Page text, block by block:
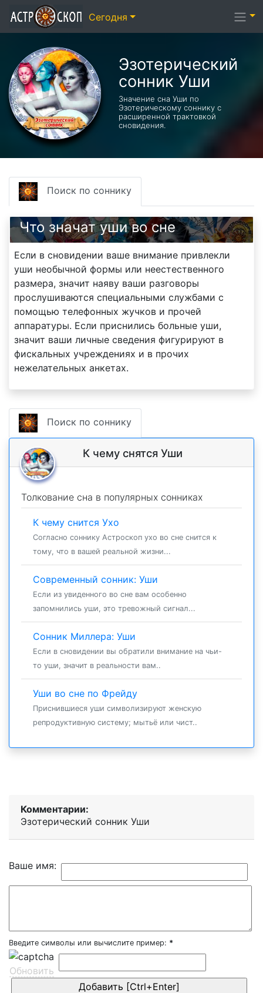
Эзотерический
cонник Уши
Значение сна Уши по
Эзотерическому соннику с
расширенной трактовкой
сновидения.
Поиск по соннику
Что значат уши во сне
Если в сновидении ваше внимание привлекли
уши необычной формы или неестественного
размера, значит наяву ваши разговоры
прослушиваются специальными службами с
помощью телефонных жучков и прочей
аппаратуры. Если приснились больные уши,
значит ваши личные сведения фигурируют в
фискальных учреждениях и в прочих
нежелательных анкетах.
Поиск по соннику
К чему снятся Уши
Толкование сна в популярных сонниках
К чему снится Ухо
Согласно соннику Астроскоп ухо во сне снится к
тому, что в вашей реальной жизни...
Современный сонник: Уши
Если из увиденного во сне вам особенно
запомнились уши, это тревожный сигнал...
Сонник Миллера: Уши
Если в сновидении вы обратили внимание на чьи-
то уши, значит в реальности вам..
Уши во сне по Фрейду
Приснившиеся уши символизируют женскую
репродуктивную систему; мытьё или чист..
Комментарии:
Эзотерический cонник Уши
Ваше имя:
Введите символы или вычислите пример: *
Обновить
Сегодня